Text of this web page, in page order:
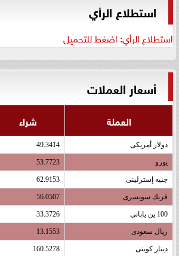
استطلاع الرأي
استطلاع الرأي: اضغط للتحميل
أسعار العملات
العملة شراء
دولار أمريكى 49.3414
يورو 53.7723
جنيه إسترلينى 62.9153
فرنك سويسرى 56.0507
100 ين يابانى 33.3726
ريال سعودى 13.1553
دينار كويتى 160.5278